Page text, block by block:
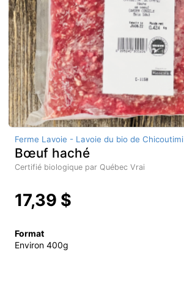
Ferme Lavoie - Lavoie du bio de Chicoutimi
Bœuf haché
Certifié biologique par Québec Vrai
17,39 $
Format
Environ 400g